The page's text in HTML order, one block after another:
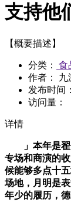
支持他
【概要描述】
分类：
食
作者： 九
发布时间：
访问量：
详情
」本年是翟
专场和商演的
候能够多点十
场地，月明是
年少的履历，